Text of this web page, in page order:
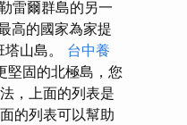
雷爾群島的另一
高的國家為家提
山島。 台中養
堅固的北極島，您
，上面的列表是
的列表可以幫助